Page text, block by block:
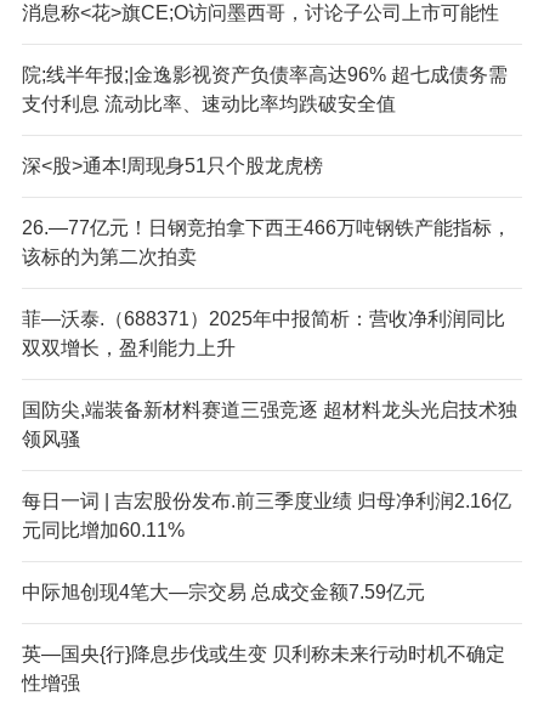
消息称<花>旗CE;O访问墨西哥，讨论子公司上市可能性
院;线半年报;|金逸影视资产负债率高达96% 超七成债务需
支付利息 流动比率、速动比率均跌破安全值
深<股>通本!周现身51只个股龙虎榜
26.—77亿元！日钢竞拍拿下西王466万吨钢铁产能指标，
该标的为第二次拍卖
菲—沃泰.（688371）2025年中报简析：营收净利润同比
双双增长，盈利能力上升
国防尖,端装备新材料赛道三强竞逐 超材料龙头光启技术独
领风骚
每日一词 | 吉宏股份发布.前三季度业绩 归母净利润2.16亿
元同比增加60.11%
中际旭创现4笔大—宗交易 总成交金额7.59亿元
英—国央{行}降息步伐或生变 贝利称未来行动时机不确定
性增强